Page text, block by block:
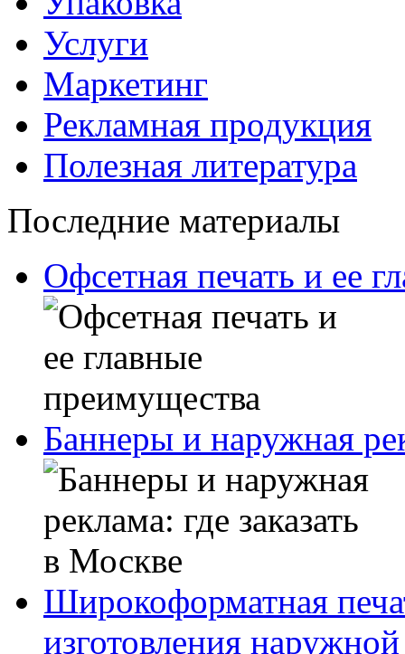
Услуги
Маркетинг
Рекламная продукция
Полезная литература
Последние материалы
Офсетная печать и ее
Баннеры и наружная
Широкоформатная
изготовления